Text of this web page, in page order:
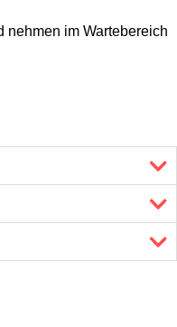
nehmen im Wartebereich